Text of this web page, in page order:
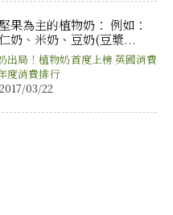
果為主的植物奶： 例如：
奶、米奶、豆奶(豆漿...
出局！植物奶首度上榜 英國消費
度消費排行
03/22